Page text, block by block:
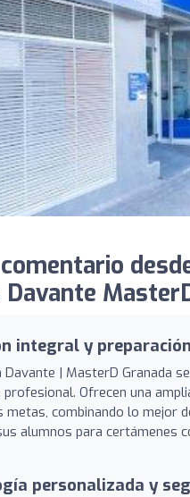
integral y
Davante | MasterD Granada
profesional. Ofrecen una
metas, combinando lo mejor
alumnos para certámenes
personalizada y